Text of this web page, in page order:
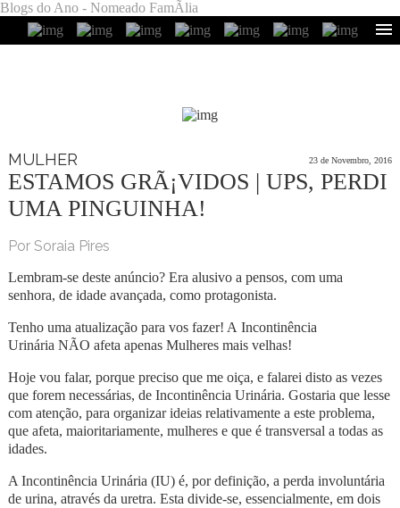
Blogs do Ano - Nomeado FamÃ­lia
MULHER 23 de Novembro, 2016
ESTAMOS GRÃ¡VIDOS | UPS, PERDI
UMA PINGUINHA!
Por Soraia Pires
Lembram-se deste anúncio? Era alusivo a pensos, com uma
senhora, de idade avançada, como protagonista.
Tenho uma atualização para vos fazer! A Incontinência
Urinária NÃO afeta apenasMulheres mais velhas!
Hoje vou falar, porque preciso que me oiça, e falarei disto as vezes
que forem necessárias, de Incontinência Urinária. Gostaria que lesse
com atenção, para organizar ideias relativamente a este problema,
que afeta, maioritariamente, mulheres e que é transversal a todas as
idades.
A Incontinência Urinária (IU) é, por definição, a perda involuntária
de urina, através da uretra. Esta divide-se, essencialmente, em dois